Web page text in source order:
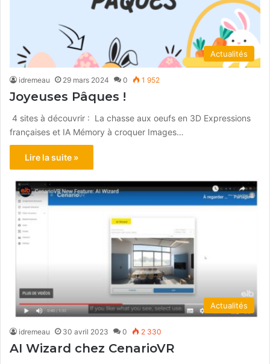
Actualités
idremeau 29 mars 2024 0 1 952
Joyeuses Pâques !
4 sites à découvrir : La chasse aux oeufs en 3D Expressions
françaises et IA Mémory à croquer Images…
Lire la suite »
Actualités
idremeau 30 avril 2023 0 2 330
AI Wizard chez CenarioVR